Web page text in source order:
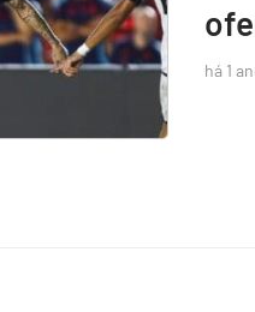
há 1